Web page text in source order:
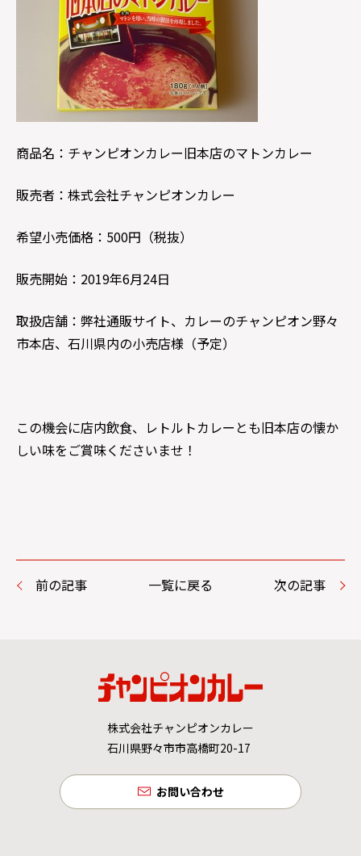
商品名：チャンピオンカレー旧本店のマトンカレー
販売者：株式会社チャンピオンカレー
希望小売価格：500円（税抜）
販売開始：2019年6月24日
取扱店舗：弊社通販サイト、カレーのチャンピオン野々
市本店、石川県内の小売店様（予定）
この機会に店内飲食、レトルトカレーとも旧本店の懐か
しい味をご賞味くださいませ！
前の記事 一覧に戻る 次の記事
株式会社チャンピオンカレー
石川県野々市市高橋町20-17
お問い合わせ